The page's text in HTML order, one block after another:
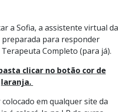
a Sofia, a assistente virtual da
preparada para responder
Completo (para já).
clicar no botão cor de
laranja.
em qualquer site da